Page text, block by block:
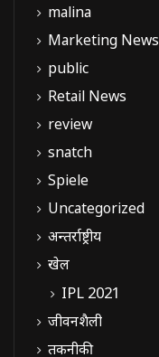
malina
Marketing News
public
Retail News
review
snatch
Spiele
Uncategorized
अन्तर्राष्ट्रीय
खेल
IPL 2021
जीवनशैली
तकनीकी